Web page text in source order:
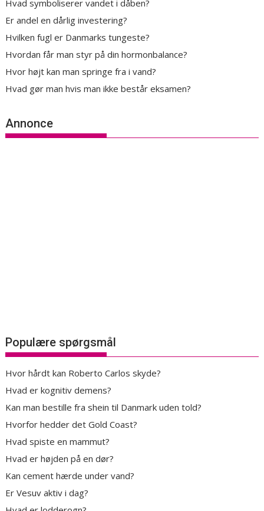
Hvad symboliserer vandet i dåben?
Er andel en dårlig investering?
Hvilken fugl er Danmarks tungeste?
Hvordan får man styr på din hormonbalance?
Hvor højt kan man springe fra i vand?
Hvad gør man hvis man ikke består eksamen?
Annonce
Populære spørgsmål
Hvor hårdt kan Roberto Carlos skyde?
Hvad er kognitiv demens?
Kan man bestille fra shein til Danmark uden told?
Hvorfor hedder det Gold Coast?
Hvad spiste en mammut?
Hvad er højden på en dør?
Kan cement hærde under vand?
Er Vesuv aktiv i dag?